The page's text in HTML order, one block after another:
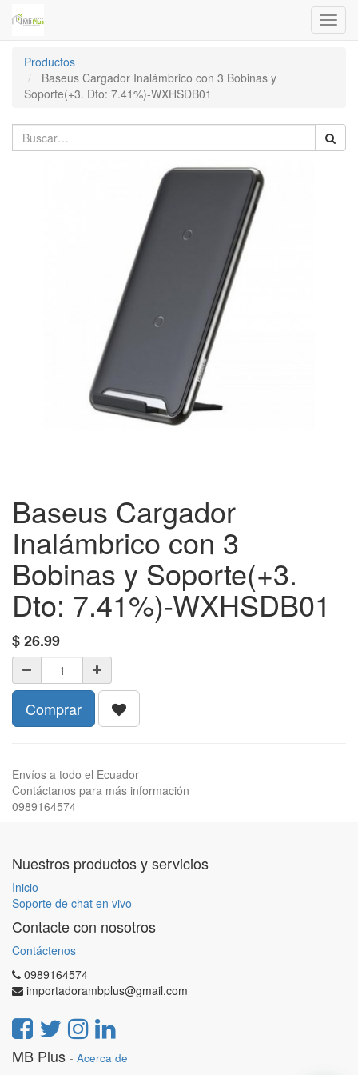
Menú
de
Productos
Baseus Cargador Inalámbrico con 3 Bobinas y
Soporte(+3. Dto: 7.41%)-WXHSDB01
Baseus Cargador
Inalámbrico con 3
Bobinas y Soporte(+3.
Dto: 7.41%)-WXHSDB01
$26.99
Comprar
Envíos a todo el Ecuador
Contáctanos para más información
0989164574
Nuestros productos y servicios
Inicio
Soporte de chat en vivo
Contacte con nosotros
Contáctenos
0989164574
importadorambplus@gmail.com
MB Plus - Acerca de